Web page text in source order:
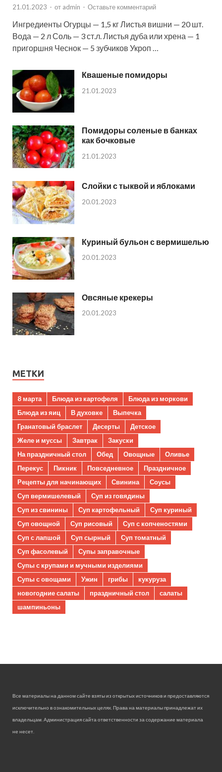
21.01.2023 - от admin - Оставьте комментарий
Ингредиенты Огурцы — 1,5 кг Листья вишни — 20 шт.
Вода — 2 л Соль — 3 ст.л. Листья дуба или хрена — 1
пригоршня Чеснок — 5 зубчиков Укроп …
Квашеные помидоры
21.01.2023
Помидоры соленые в банках
как бочковые
21.01.2023
Слойки с тыквой и яблоками
20.01.2023
Куриный бульон с вермишелью
20.01.2023
Овсяные крекеры
20.01.2023
МЕТКИ
8 марта Блюда из картофеля
Блюда из моркови
Блюда из яиц
В духовке
Выпечка
Гранатовый браслет
Десерты
Детское
Желе и муссы
Завтрак
Закуски
На праздничный стол
Обед Овощные
Оливье
Перекус
Пикник Повседневное
Праздничное
Рецепты для начинающих
Свинина
Соусы
Суп вермишелевый
Суп из говядины
Суп из свинины
Суп картофельный
Суп куриный
Суп овощной
Суп рисовый
Суп с копченостями
Суп с лапшой
Суп сырный
Суп томатный
Суп фасолевый
Супы заправочные
Супы с крупами и мучными изделиями
Супы с овощами
Ужин грибы
кукуруза
новогодние салаты
праздничный стол
салаты
шампиньоны
Все материалы на данном сайте взяты из открытых источников и предоставляются
исключительно в ознакомительных целях. Права на материалы принадлежат их
владельцам. Администрация сайта ответственности за содержание материала
не несет.